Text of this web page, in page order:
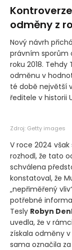
odměny z
Nový návrh
právním sporům
roku 2018.
odměnu v
té době největší
ředitele v historii
Zdroj: Getty images
V roce 2024 však
rozhodl, že tato
schválena
konstatoval, že
„nepřiměřený
potřebné
Tesly Robyn
uvedla, že v
získala odměny
sama označila